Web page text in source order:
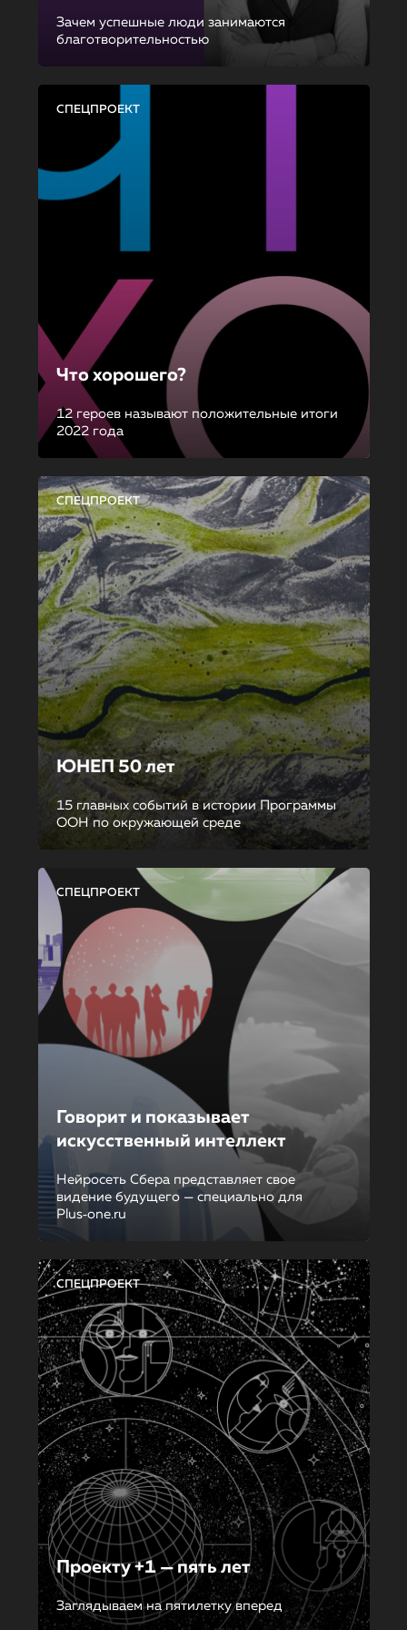
Зачем успешные люди занимаются
благотворительностью
СПЕЦПРОЕКТ
Что хорошего?
12 героев называют положительные итоги
2022 года
СПЕЦПРОЕКТ
ЮНЕП 50 лет
15 главных событий в истории Программы
ООН по окружающей среде
СПЕЦПРОЕКТ
Говорит и показывает
искусственный интеллект
Нейросеть Сбера представляет свое
видение будущего — специально для
Plus‑one.ru
СПЕЦПРОЕКТ
Проекту +1 — пять лет
Заглядываем на пятилетку вперед